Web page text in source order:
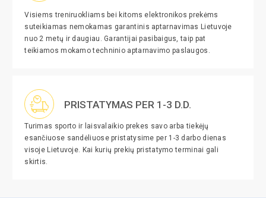
Visiems treniruokliams bei kitoms elektronikos prekėms
suteikiamas nemokamas garantinis aptarnavimas Lietuvoje
nuo 2 metų ir daugiau. Garantijai pasibaigus, taip pat
teikiamos mokamo techninio aptarnavimo paslaugos.
PRISTATYMAS PER 1-3 D.D.
Turimas sporto ir laisvalaikio prekes savo arba tiekėjų
esančiuose sandėliuose pristatysime per 1-3 darbo dienas
visoje Lietuvoje. Kai kurių prekių pristatymo terminai gali
skirtis.